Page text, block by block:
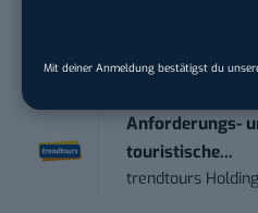
Mit deiner Anmeldung bestätigst du
STELLENANZEIGEN
Anforderungs-
touristische...
trendtours